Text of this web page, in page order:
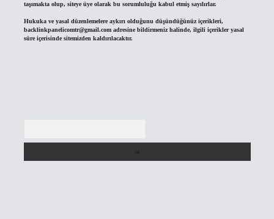
taşımakta olup, siteye üye olarak bu sorumluluğu kabul etmiş sayılırlar.
Hukuka ve yasal düzenlemelere aykırı olduğunu düşündüğünüz içerikleri,
backlinkpanelicomtr@gmail.comadresine bildirmeniz halinde, ilgili içerikler yasal
süre içerisinde sitemizden kaldırılacaktır.